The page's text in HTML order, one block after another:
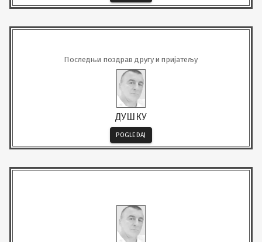
Последњи поздрав другу и пријатељу
ДУШКУ
POGLEDAJ